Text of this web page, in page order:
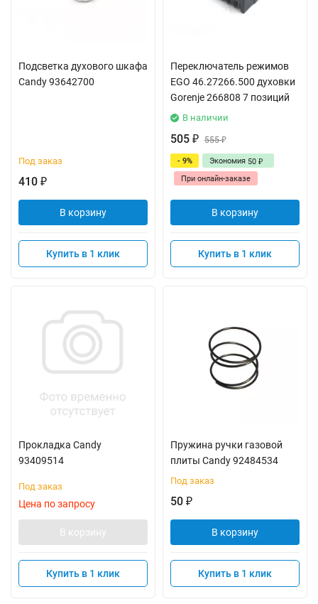
Подсветка духового шкафа
Candy 93642700
Под заказ
410 ₽
В корзину
Купить в 1 клик
Переключатель режимов
EGO 46.27266.500 духовки
Gorenje 266808 7 позиций
В наличии
505 ₽ 555₽
- 9% Экономия 50 ₽
При онлайн-заказе
В корзину
Купить в 1 клик
Прокладка Candy
93409514
Под заказ
Цена по запросу
В корзину
Купить в 1 клик
Пружина ручки газовой
плиты Candy 92484534
Под заказ
50 ₽
В корзину
Купить в 1 клик